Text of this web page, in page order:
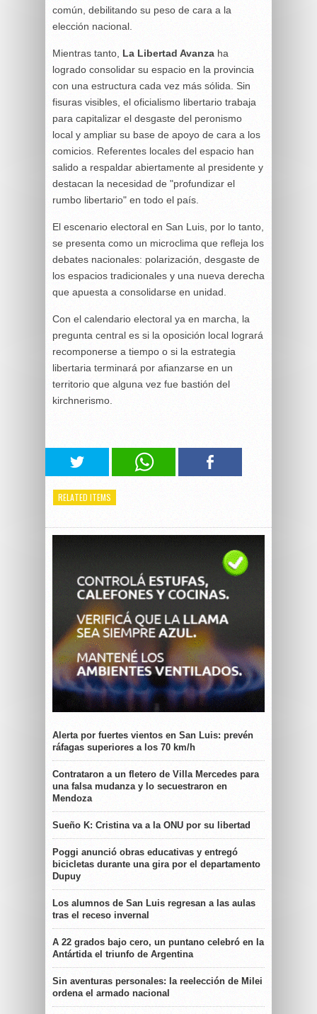
común, debilitando su peso de cara a la
elección nacional.
Mientras tanto, La Libertad Avanza ha
logrado consolidar su espacio en la provincia
con una estructura cada vez más sólida. Sin
fisuras visibles, el oficialismo libertario trabaja
para capitalizar el desgaste del peronismo
local y ampliar su base de apoyo de cara a los
comicios. Referentes locales del espacio han
salido a respaldar abiertamente al presidente y
destacan la necesidad de "profundizar el
rumbo libertario" en todo el país.
El escenario electoral en San Luis, por lo tanto,
se presenta como un microclima que refleja los
debates nacionales: polarización, desgaste de
los espacios tradicionales y una nueva derecha
que apuesta a consolidarse en unidad.
Con el calendario electoral ya en marcha, la
pregunta central es si la oposición local logrará
recomponerse a tiempo o si la estrategia
libertaria terminará por afianzarse en un
territorio que alguna vez fue bastión del
kirchnerismo.
RELATED ITEMS
Alerta por fuertes vientos en San Luis: prevén
ráfagas superiores a los 70 km/h
Contrataron a un fletero de Villa Mercedes para
una falsa mudanza y lo secuestraron en
Mendoza
Sueño K: Cristina va a la ONU por su libertad
Poggi anunció obras educativas y entregó
bicicletas durante una gira por el departamento
Dupuy
Los alumnos de San Luis regresan a las aulas
tras el receso invernal
A 22 grados bajo cero, un puntano celebró en la
Antártida el triunfo de Argentina
Sin aventuras personales: la reelección de Milei
ordena el armado nacional